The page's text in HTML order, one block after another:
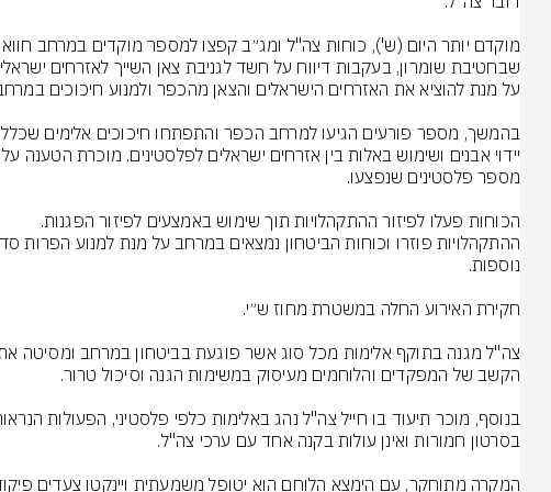
יידוי אבנים ושימוש באלות בין אזרחים ישראלים לפלסטינים. מוכרת הטענה על